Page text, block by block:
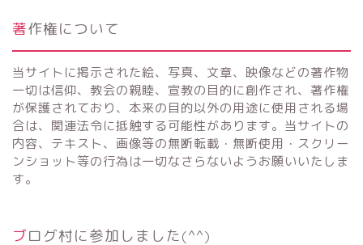
著作権について
当サイトに掲示された絵、写真、文章、映像などの著作物
一切は信仰、教会の親睦、宣教の目的に創作され、著作権
が保護されており、本来の目的以外の用途に使用される場
合は、関連法令に抵触する可能性があります。当サイトの
内容、テキスト、画像等の無断転載・無断使用・スクリー
ンショット等の行為は一切なさらないようお願いいたしま
す。
ブログ村に参加しました(^^)